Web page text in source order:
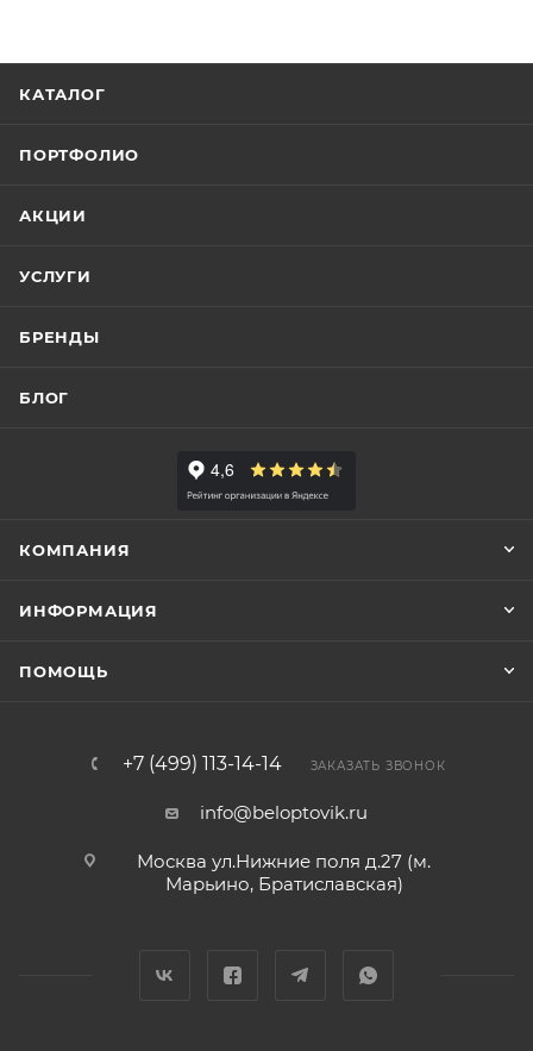
КАТАЛОГ
ПОРТФОЛИО
АКЦИИ
УСЛУГИ
БРЕНДЫ
БЛОГ
КОМПАНИЯ
ИНФОРМАЦИЯ
ПОМОЩЬ
+7 (499) 113-14-14 ЗАКАЗАТЬ ЗВОНОК
info@beloptovik.ru
Москва ул.Нижние поля д.27 (м.
Марьино, Братиславская)